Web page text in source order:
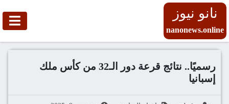
نانو نيوز
nanonews.online
رسميًا.. نتائج قرعة دور الـ32 من كأس ملك
إسبانيا